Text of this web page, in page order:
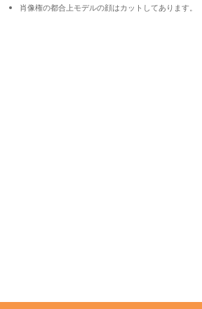
肖像権の都合上モデルの顔はカットしてあります。